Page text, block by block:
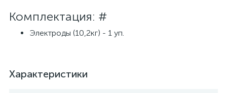
Комплектация: #
Электроды (10,2кг) - 1 уп.
Характеристики